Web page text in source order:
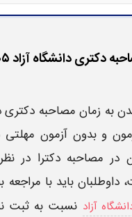
دکتری دانشگاه آزاد ۱۴۰۵
به زمان مصاحبه دکتری
و بدون آزمون
در مصاحبهدکترا در
باید با مراجعه
آزاد نسبت به ثبت